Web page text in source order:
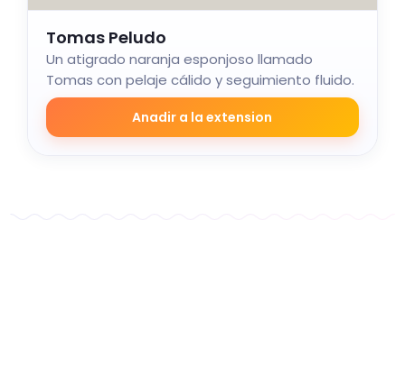
Tomas Peludo
Un atigrado naranja esponjoso llamado
Tomas con pelaje cálido y seguimiento fluido.
Anadir a la extension